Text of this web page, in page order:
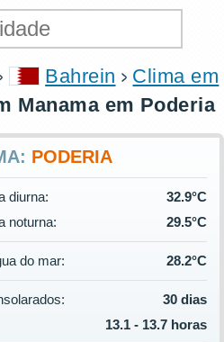
Bahrein
Clima em
Manama em Poderia
PODERIA
diurna:
32.9°C
noturna:
29.5°C
do mar: 28.2°C
30 dias
13.1 - 13.7 horas